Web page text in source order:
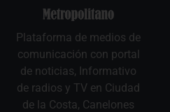
Plataforma de medios de
comunicación con portal
de noticias, Informativo
de radios y TV en Ciudad
de la Costa, Canelones